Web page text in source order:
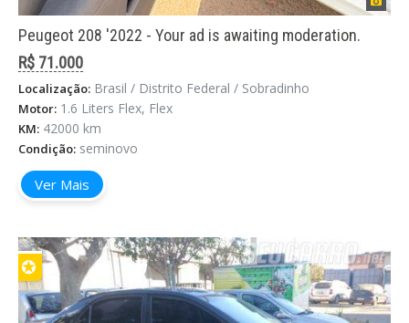
Peugeot 208 '2022 - Your ad is awaiting moderation.
R$ 71.000
Localização: Brasil / Distrito Federal / Sobradinho
Motor: 1.6 Liters Flex, Flex
KM: 42000 km
Condição: seminovo
Ver Mais
✪